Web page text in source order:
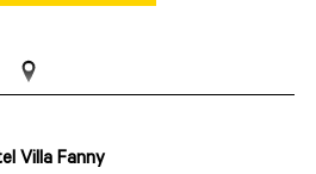
Villa Fanny